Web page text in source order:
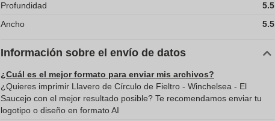
Profundidad
5.5
Ancho
5.5
Información sobre el envío de datos
¿Cuál es el mejor formato para enviar mis archivos?
¿Quieres imprimir Llavero de Círculo de Fieltro - Winchelsea - El
Saucejo con el mejor resultado posible? Te recomendamos enviar tu
logotipo o diseño en formato AI